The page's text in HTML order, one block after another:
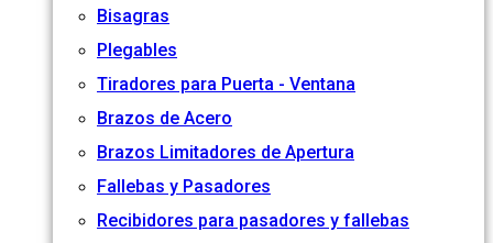
Bisagras
Plegables
Tiradores para Puerta - Ventana
Brazos de Acero
Brazos Limitadores de Apertura
Fallebas y Pasadores
Recibidores para pasadores y fallebas